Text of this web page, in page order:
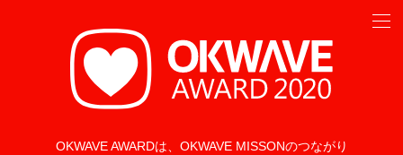
OKWAVE AWARDは、 OKWAVE MISSONのつながり
2020年10月16日 企業部門 受賞者決定！